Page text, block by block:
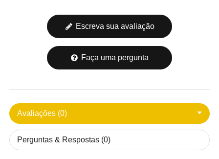
Escreva sua avaliação
Faça uma pergunta
Avaliações (0)
Perguntas & Respostas (0)